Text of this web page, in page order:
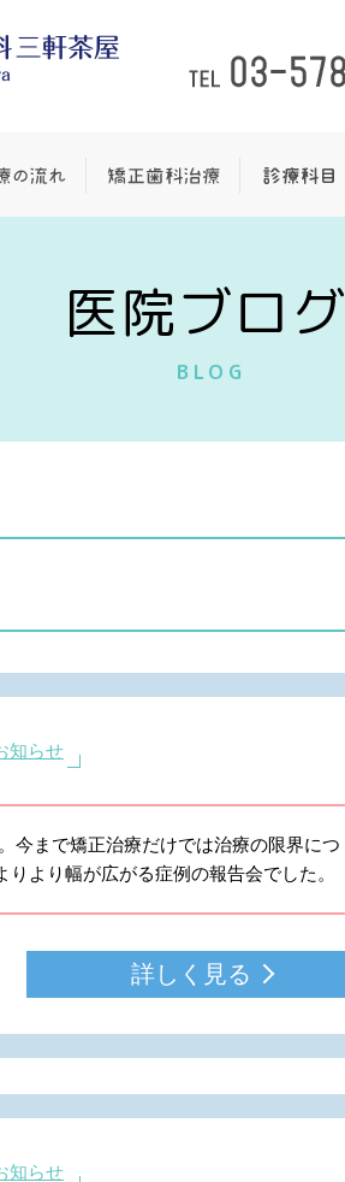
医院ブログ
BLOG
知らせ
まで矯正治療だけでは治療の限界につ
より幅が広がる症例の報告会でした。
詳しく見る
知らせ